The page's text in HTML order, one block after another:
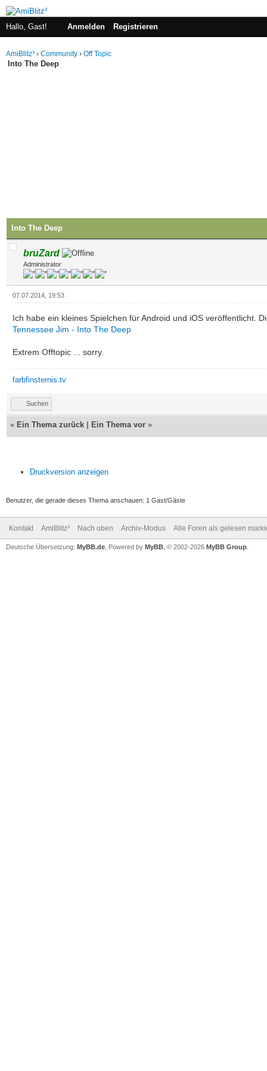
Hallo, Gast! Anmelden Registrieren
AmiBlitz³ › Community › Off Topic
Into The Deep
Into The Deep
bruZard
Administrator
07.07.2014, 19:53
Ich habe ein kleines Spielchen für Android und iOS veröffentlicht.
Tennessee Jim - Into The Deep
Extrem Offtopic ... sorry.
farbfinsternis.tv
Suchen
« Ein Thema zurück Ein Thema vor »
Druckversion anzeigen
Benutzer, die gerade dieses Thema anschauen: 1 Gast/Gäste
Kontakt AmiBlitz³ Nach oben Archiv-Modus Alle Foren als gelesen
Deutsche Übersetzung: MyBB.de , Powered by MyBB , © 2002-2026 MyBB Group